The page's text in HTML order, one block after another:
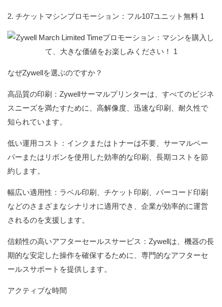
2. チケットマシンプロモーション：フル107ユニット無料 1
なぜZywellを選ぶのですか？
高品質の印刷：Zywellサーマルプリンターは、すべてのビジネ
スニーズを満たすために、高解像度、迅​​速な印刷、耐久性で
知られています。
低い運用コスト：インクまたはトナーは不要、サーマルペー
パーまたはリボンを使用した効率的な印刷、長期コストを節
約します。
幅広い適用性：ラベル印刷、チケット印刷、バーコード印刷
などのさまざまなシナリオに適用でき、企業が効率的に運営
されるのを支援します。
信頼性の高いアフターセールスサービス：Zywellは、機器の長
期的な安定した操作を確保するために、専門的なアフターセ
ールスサポートを提供します。
アクティブな時間